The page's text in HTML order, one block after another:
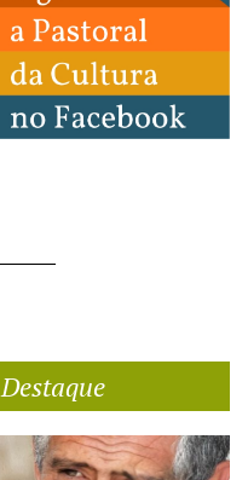
Destaque